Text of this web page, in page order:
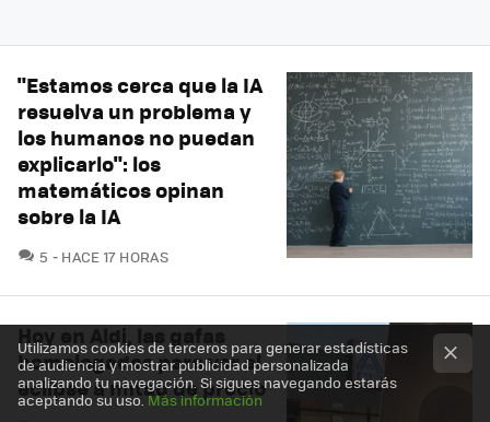
"Estamos cerca que la IA
resuelva un problema y
los humanos no puedan
explicarlo": los
matemáticos opinan
sobre la IA
5 COMENTARIOS
HACE 17 HORAS
Hoy en Aldi, las gafas
homologadas para ver el
eclipse a mitad de precio
Utilizamos cookies de terceros para generar estadísticas
de audiencia y mostrar publicidad personalizada
analizando tu navegación. Si sigues navegando estarás
aceptando su uso.Más información